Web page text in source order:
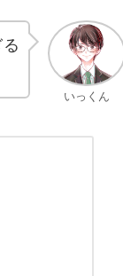
いっくん